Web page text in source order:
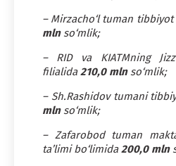
– Mirzacho‘l tuman
mlnso‘mlik;
– RID va KIATMning
filialida210,0 mlnso‘mlik;
– Sh.Rashidov tumani
mlnso‘mlik;
– Zafarobod tuman
ta’limi bo‘limida200,0 mln